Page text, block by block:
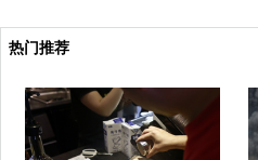
热门推荐